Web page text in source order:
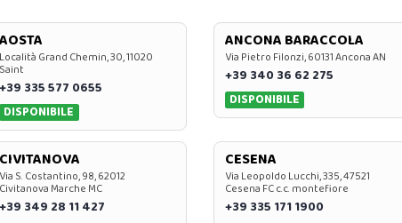
AOSTA
Località Grand Chemin, 30, 11020
Saint
+39 335 577 0655
DISPONIBILE
ANCONA BARACCOLA
Via Pietro Filonzi, 60131 Ancona AN
+39 340 36 62 275
DISPONIBILE
CIVITANOVA
Via S. Costantino, 98, 62012
Civitanova Marche MC
+39 349 28 11 427
CESENA
Via Leopoldo Lucchi, 335, 47521
Cesena FC c.c. montefiore
+39 335 171 1900